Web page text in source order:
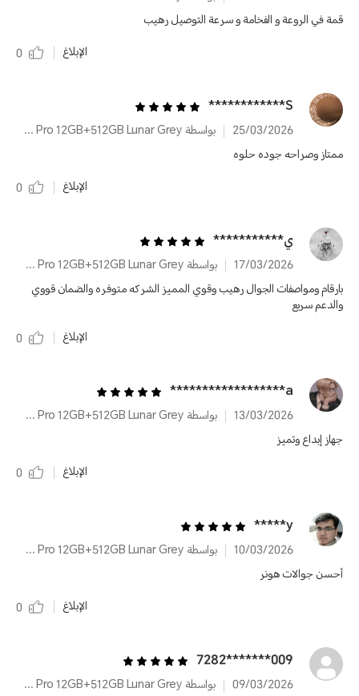
قمة في الروعة و الفخامة و سرعة التوصيل رهيب
الإبلاغ
0
S************
25/03/2026
بواسطة HONOR 400 Pro 12GB+512GB Lunar Grey
ممتاز وصراحه جوده حلوه
الإبلاغ
0
ي***********
17/03/2026
بواسطة HONOR 400 Pro 12GB+512GB Lunar Grey
بارقام ومواصفات الجوال رهيب وقوي المميز الشركه متوفره والضمان قووي
والدعم سريع
الإبلاغ
0
a******************
13/03/2026
بواسطة HONOR 400 Pro 12GB+512GB Lunar Grey
جهاز إبداع وتميز
الإبلاغ
0
y*****
10/03/2026
بواسطة HONOR 400 Pro 12GB+512GB Lunar Grey
أحسن جوالات هونر
الإبلاغ
0
009*******7282
09/03/2026
بواسطة HONOR 400 Pro 12GB+512GB Lunar Grey